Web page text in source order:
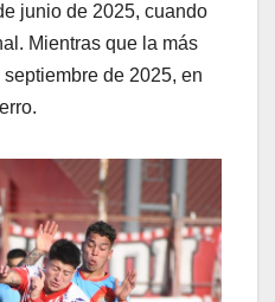
junio de 2025, cuando
Mientras que la más
de 2025, en